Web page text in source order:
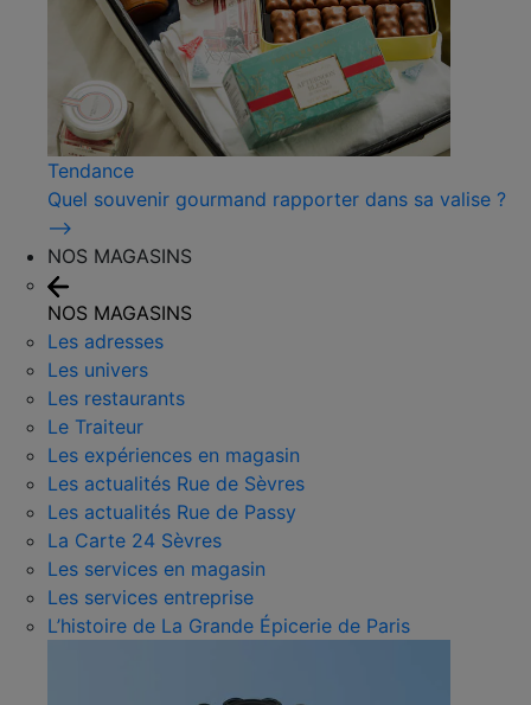
Tendance
Quel souvenir gourmand rapporter dans sa valise ?
⟶
NOS MAGASINS
NOS MAGASINS
Les adresses
Les univers
Les restaurants
Le Traiteur
Les expériences en magasin
Les actualités Rue de Sèvres
Les actualités Rue de Passy
La Carte 24 Sèvres
Les services en magasin
Les services entreprise
L’histoire de La Grande Épicerie de Paris